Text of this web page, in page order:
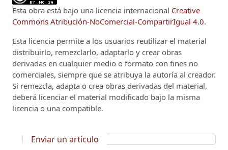
Esta obra está bajo una licencia internacional Creative
Commons Atribución-NoComercial-CompartirIgual 4.0.
Esta licencia permite a los usuarios reutilizar el material
distribuirlo, remezclarlo, adaptarlo y crear obras
derivadas en cualquier medio o formato con fines no
comerciales, siempre que se atribuya la autoría al creador.
Si remezcla, adapta o crea obras derivadas del material,
deberá licenciar el material modificado bajo la misma
licencia o una compatible.
Enviar un artículo